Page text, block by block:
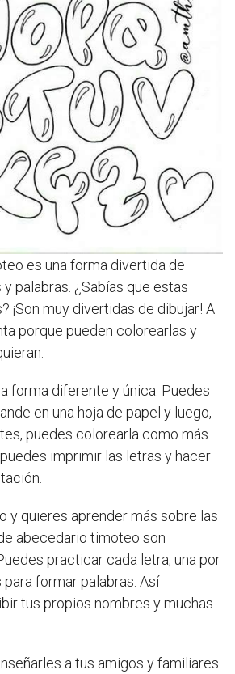
es una forma divertida de
palabras. ¿Sabías que estas
¡Son muy divertidas de dibujar! A
porque pueden colorearlas y
forma diferente y única. Puedes
en una hoja de papel y luego,
puedes colorearla como más
imprimir las letras y hacer
y quieres aprender más sobre las
abecedario timoteo son
practicar cada letra, una por
para formar palabras. Así
tus propios nombres y muchas
a tus amigos y familiares